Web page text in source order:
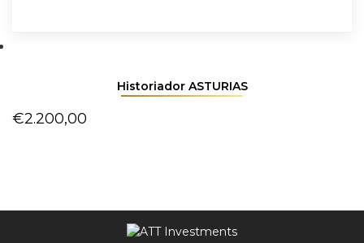
Historiador ASTURIAS
€2.200,00